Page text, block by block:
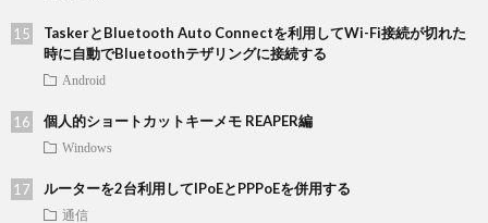
TaskerとBluetooth Auto Connectを利用してWi-Fi接続が切れた
時に自動でBluetoothテザリングに接続する
Android
個人的ショートカットキーメモ REAPER編
Windows
ルーターを2台利用してIPoEとPPPoEを併用する
通信